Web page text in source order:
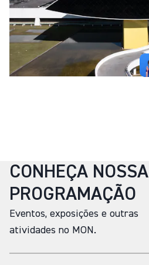
CONHEÇA NOSSA
PROGRAMAÇÃO
Eventos, exposições e outras
atividades no MON.